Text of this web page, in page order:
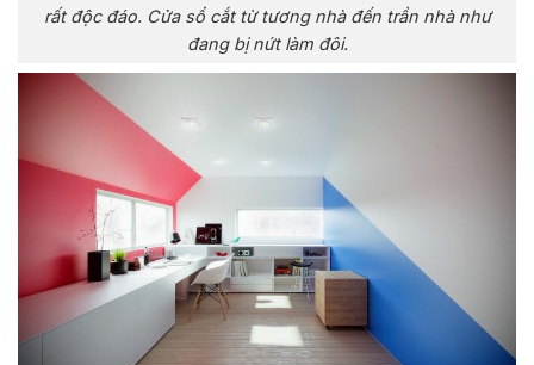
rất độc đáo. Cửa sổ cắt từ tương nhà đến trần nhà như
đang bị nứt làm đôi.